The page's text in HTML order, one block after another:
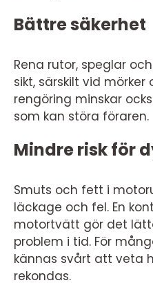
Bättre säkerhet
Rena rutor, speglar
sikt, särskilt vid
rengöring minskar
som kan störa föraren.
Mindre risk för
Smuts och fett i
läckage och fel. En
motortvätt gör det
problem i tid. För
kännas svårt att veta
rekondas.